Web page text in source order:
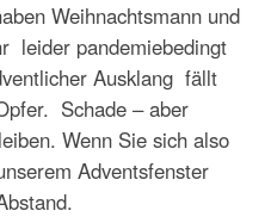
Weihnachtsmann und
leider pandemiebedingt
Ausklang fällt
Schade – aber
Wenn Sie sich also
Adventsfenster